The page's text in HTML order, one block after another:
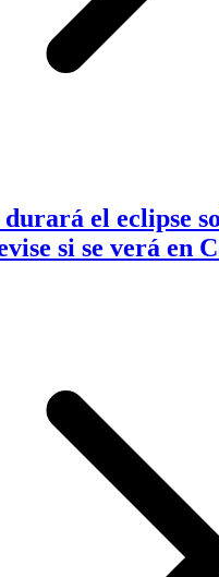
el eclipse
si se verá en